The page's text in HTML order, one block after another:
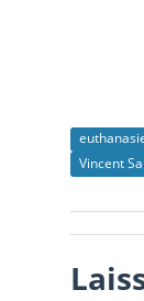
Vincent